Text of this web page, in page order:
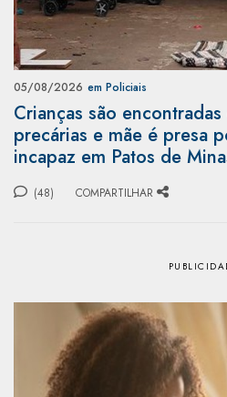
05/08/2026 em Policiais
Crianças são
precárias e mãe é presa
incapaz em Patos de
(48) COMPARTILHAR